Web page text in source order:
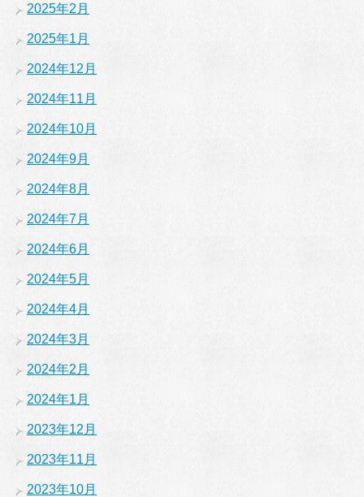
2025年2月
2025年1月
2024年12月
2024年11月
2024年10月
2024年9月
2024年8月
2024年7月
2024年6月
2024年5月
2024年4月
2024年3月
2024年2月
2024年1月
2023年12月
2023年11月
2023年10月